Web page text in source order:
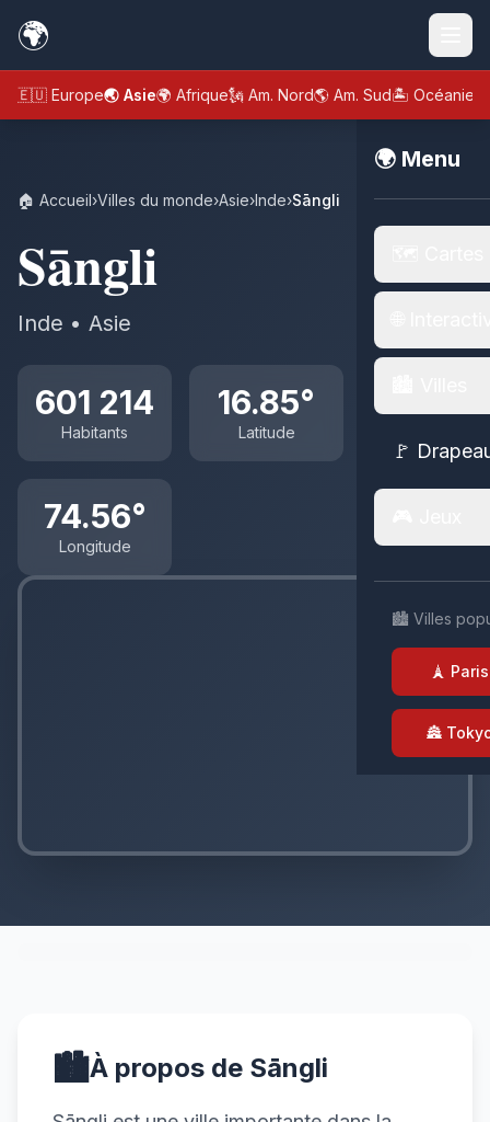
🌍
🇪🇺 Europe🌏 Asie🌍 Afrique🗽 Am. Nord🌎 Am. Sud🏝️ Océanie
🌍 Menu
🚩
🏙️ Villes
🗼 Paris
🏯
🏠 Accueil›Villes du monde›Asie›Inde›Sāngli
Sāngli
Inde • Asie
601 214
Habitants
16.85°
Latitude
74.56°
Longitude
🏙️À propos de Sāngli